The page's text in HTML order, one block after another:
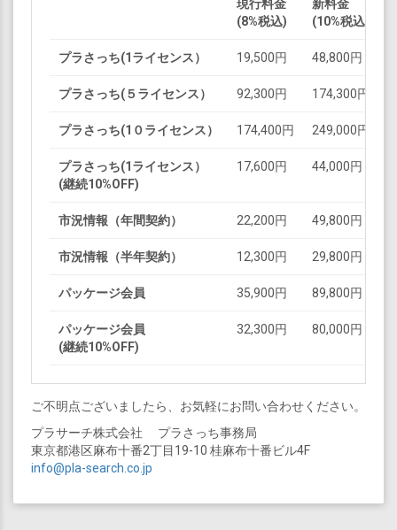
現行料金
(8%税込)
新料金
(10%税込)
プラさっち(1ライセンス） 19,500円 48,800円
プラさっち(５ライセンス） 92,300円 174,300円
プラさっち(1０ライセンス） 174,400円 249,000円
プラさっち(1ライセンス）
(継続10%OFF)
17,600円 44,000円
市況情報（年間契約） 22,200円 49,800円
市況情報（半年契約） 12,300円 29,800円
パッケージ会員 35,900円 89,800円
パッケージ会員
(継続10%OFF)
32,300円 80,000円
ご不明点ございましたら、お気軽にお問い合わせください。
プラサーチ株式会社 プラさっち事務局
東京都港区麻布十番2丁目19-10 桂麻布十番ビル4F
info@pla-search.co.jp